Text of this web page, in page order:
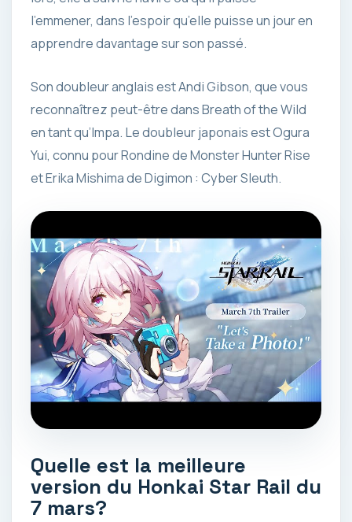
l’emmener, dans l’espoir qu’elle puisse un jour en
apprendre davantage sur son passé.
Son doubleur anglais est Andi Gibson, que vous
reconnaîtrez peut-être dans Breath of the Wild
en tant qu’Impa. Le doubleur japonais est Ogura
Yui, connu pour Rondine de Monster Hunter Rise
et Erika Mishima de Digimon : Cyber ​​Sleuth.
Quelle est la meilleure
version du Honkai Star Rail du
7 mars?